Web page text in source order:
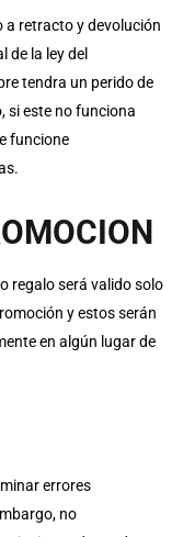
a retracto y devolución
de la ley del
tendra un perido de
si este no funciona
funcione
regalo será valido solo
y estos serán
en algún lugar de
errores
no